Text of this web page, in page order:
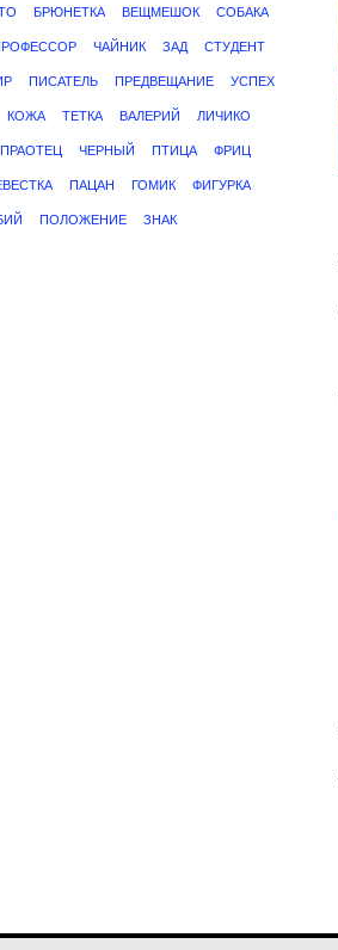
БРЮНЕТКА ВЕЩМЕШОК СОБАКА
ЧАЙНИК ЗАД СТУДЕНТ
ПИСАТЕЛЬ ПРЕДВЕЩАНИЕ УСПЕХ
КОЖА ТЕТКА ВАЛЕРИЙ ЛИЧИКО
ПРАОТЕЦ ЧЕРНЫЙ ПТИЦА ФРИЦ
ПАЦАН ГОМИК ФИГУРКА
ПОЛОЖЕНИЕ ЗНАК